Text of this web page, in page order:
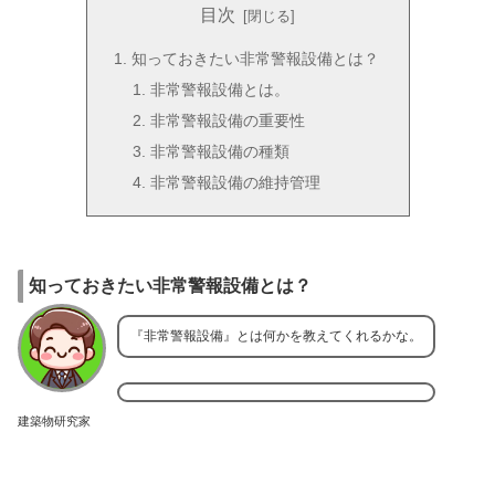
目次
知っておきたい非常警報設備とは？
非常警報設備とは。
非常警報設備の重要性
非常警報設備の種類
非常警報設備の維持管理
知っておきたい非常警報設備とは？
建築物研究家
『非常警報設備』とは何かを教えてくれるかな。